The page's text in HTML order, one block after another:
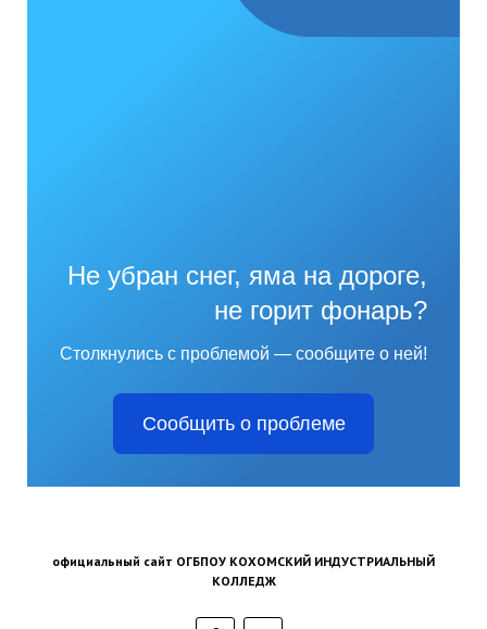
Не убран снег, яма на дороге,
не горит фонарь?
Столкнулись с проблемой — сообщите о ней!
Сообщить о проблеме
официальный сайт ОГБПОУ КОХОМСКИЙ ИНДУСТРИАЛЬНЫЙ
КОЛЛЕДЖ